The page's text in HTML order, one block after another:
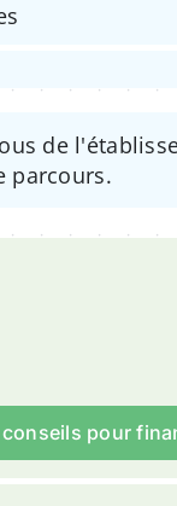
de
parcours.
pour